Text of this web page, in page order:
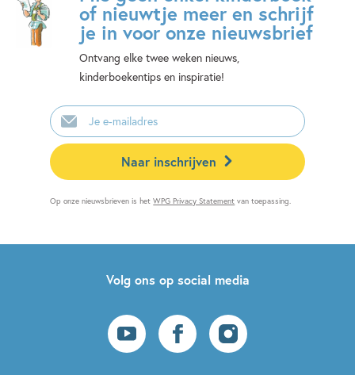
of nieuwtje meer en schrijf
je in voor onze nieuwsbrief
Ontvang elke twee weken nieuws,
kinderboekentips en inspiratie!
E-
mailadres
Naar inschrijven
Op onze nieuwsbrieven is hetWPG Privacy Statement van toepassing.
Volg ons op social media